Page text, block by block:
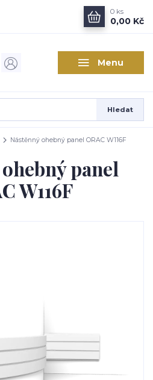
Menu
Hledat
0 ks
0,00 Kč
Nástěnný ohebný panel ORAC W116F
panel
W116F